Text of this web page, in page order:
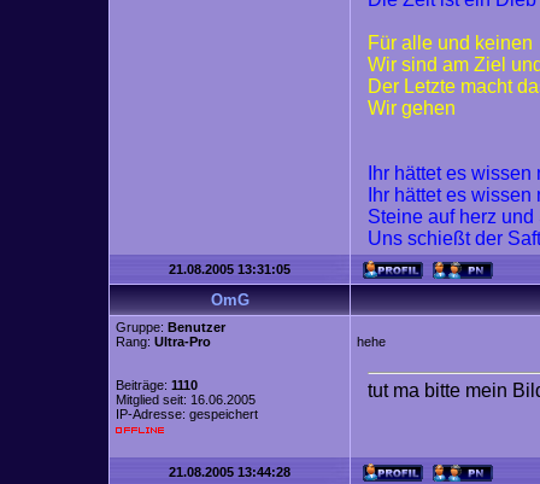
Für alle und keinen
Wir sind am Ziel
Der Letzte macht
Wir gehen
Ihr hättet es wissen
Ihr hättet es wissen
Steine auf herz und
Uns schießt der
21.08.2005 13:31:05
OmG
Gruppe: Benutzer
Rang: Ultra-Pro
Beiträge: 1110
Mitglied seit: 16.06.2005
IP-Adresse: gespeichert
hehe
tut ma bitte mein
21.08.2005 13:44:28